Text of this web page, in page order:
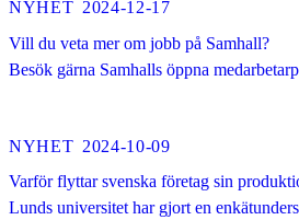
NYHET 2024-12-17
Vill du veta mer om jobb på Samhall?
Besök gärna Samhalls öppna
NYHET 2024-10-09
Varför flyttar svenska företag sin
Lunds universitet har gjort en